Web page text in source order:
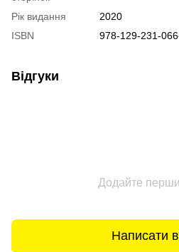
Рік видання
2020
ISBN
978-129-231-
Відгуки
Додайте
Написати